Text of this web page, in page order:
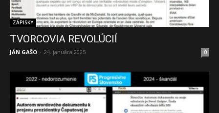
ZÁPISKY
TVORCOVIA REVOLÚCIÍ
JÁN GAŠO - 24. januára 2025 0